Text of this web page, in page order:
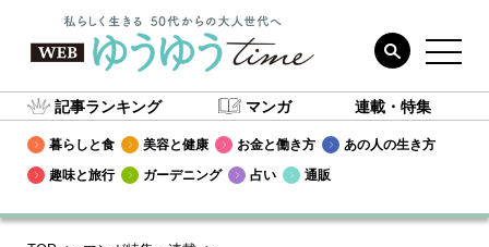
記事ランキング マンガ 連載・特集
暮らしと食 美容と健康 お金と働き方
あの人の生き方
趣味と旅行
ガーデニング 占い 通販